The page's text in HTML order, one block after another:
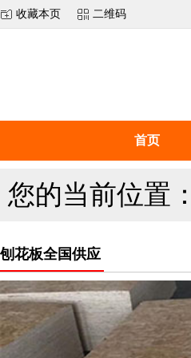
收藏本页 二维码
首页
您的当前位置：
刨花板全国供应